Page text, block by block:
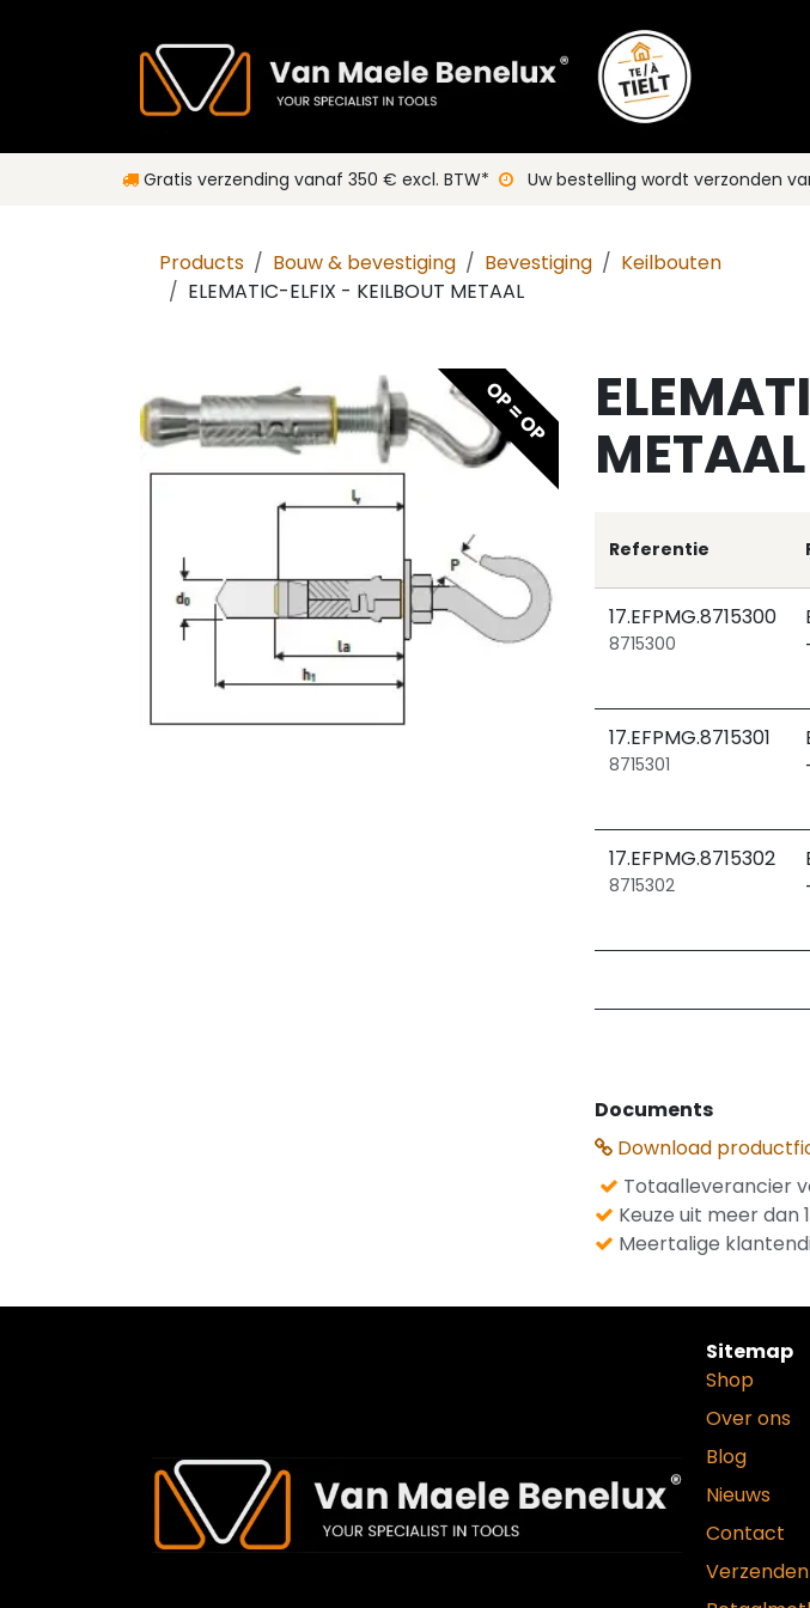
Gratis verzending vanaf 350 € excl. BTW* Uw bestelling wordt verzonden
Products Bouw & bevestiging Bevestiging
Keilbouten
ELEMATIC-ELFIX - KEILBOUT METAAL
OP = OP
METAAL
Referentie
17.EFPMG.8715300
8715300
17.EFPMG.8715301
8715301
17.EFPMG.8715302
8715302
Documents
Download
Totaalleverancier
Keuze uit meer dan
Meertalige
Sitemap
Shop
Over ons
Blog
Nieuws
Contact